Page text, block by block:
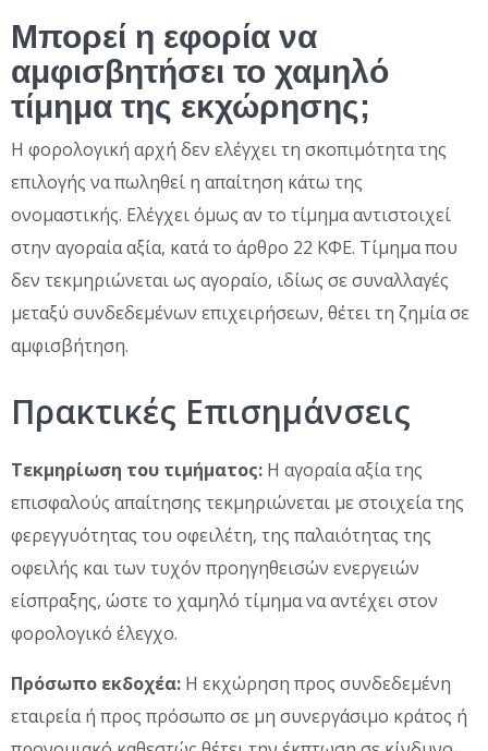
Μπορεί η εφορία να
αμφισβητήσει το χαμηλό
τίμημα της εκχώρησης;
Η φορολογική αρχή δεν ελέγχει τη σκοπιμότητα της
επιλογής να πωληθεί η απαίτηση κάτω της
ονομαστικής. Ελέγχει όμως αν το τίμημα αντιστοιχεί
στην αγοραία αξία, κατά το άρθρο 22 ΚΦΕ. Τίμημα που
δεν τεκμηριώνεται ως αγοραίο, ιδίως σε συναλλαγές
μεταξύ συνδεδεμένων επιχειρήσεων, θέτει τη ζημία σε
αμφισβήτηση.
Πρακτικές Επισημάνσεις
Τεκμηρίωση του τιμήματος: Η αγοραία αξία της
επισφαλούς απαίτησης τεκμηριώνεται με στοιχεία της
φερεγγυότητας του οφειλέτη, της παλαιότητας της
οφειλής και των τυχόν προηγηθεισών ενεργειών
είσπραξης, ώστε το χαμηλό τίμημα να αντέχει στον
φορολογικό έλεγχο.
Πρόσωπο εκδοχέα: Η εκχώρηση προς συνδεδεμένη
εταιρεία ή προς πρόσωπο σε μη συνεργάσιμο κράτος ή